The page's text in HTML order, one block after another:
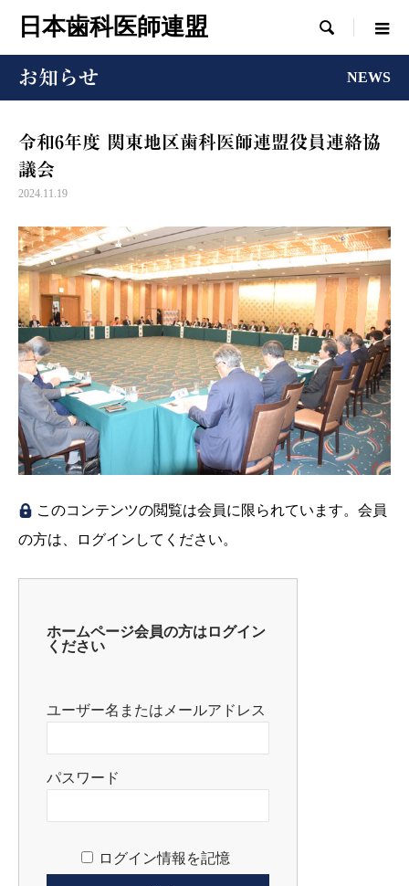
日本歯科医師連盟 
お知らせ NEWS
令和6年度 関東地区歯科医師連盟役員連絡協
議会
2024.11.19
このコンテンツの閲覧は会員に限られています。会員
の方は、ログインしてください。
ホームページ会員の方はログイン
ください
ユーザー名またはメールアドレス
パスワード
ログイン情報を記憶